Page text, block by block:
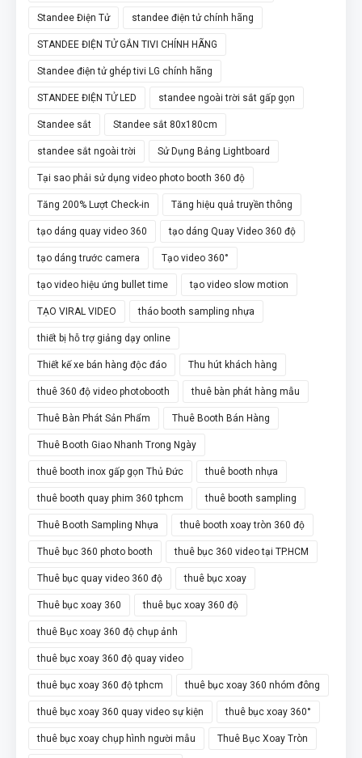
Standee Điện Tử standee điện tử chính hãng
STANDEE ĐIỆN TỬ GẮN TIVI CHÍNH HÃNG
Standee điện tử ghép tivi LG chính hãng
STANDEE ĐIỆN TỬ LED standee ngoài trời sắt gấp gọn
Standee sắt Standee sắt 80x180cm
standee sắt ngoài trời Sử Dụng Bảng Lightboard
Tại sao phải sử dụng video photo booth 360 độ
Tăng 200% Lượt Check-in Tăng hiệu quả truyền thông
tạo dáng quay video 360 tạo dáng Quay Video 360 độ
tạo dáng trước camera Tạo video 360°
tạo video hiệu ứng bullet time tạo video slow motion
TẠO VIRAL VIDEO tháo booth sampling nhựa
thiết bị hỗ trợ giảng dạy online
Thiết kế xe bán hàng độc đáo Thu hút khách hàng
thuê 360 độ video photobooth thuê bàn phát hàng mẫu
Thuê Bàn Phát Sản Phẩm Thuê Booth Bán Hàng
Thuê Booth Giao Nhanh Trong Ngày
thuê booth inox gấp gọn Thủ Đức thuê booth nhựa
thuê booth quay phim 360 tphcm thuê booth sampling
Thuê Booth Sampling Nhựa thuê booth xoay tròn 360 độ
Thuê bục 360 photo booth thuê bục 360 video tại TP.HCM
Thuê bục quay video 360 độ thuê bục xoay
Thuê bục xoay 360 thuê bục xoay 360 độ
thuê Bục xoay 360 độ chụp ảnh
thuê bục xoay 360 độ quay video
thuê bục xoay 360 độ tphcm thuê bục xoay 360 nhóm đông
thuê bục xoay 360 quay video sự kiện thuê bục xoay 360°
thuê bục xoay chụp hình người mẫu Thuê Bục Xoay Tròn